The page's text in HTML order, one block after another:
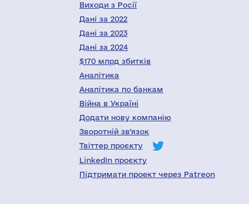
Виходи з Росії
Дані за 2022
Дані за 2023
Дані за 2024
$170 млрд збитків
Аналітика
Аналітика по банкам
Війна в Україні
Додати нову компанію
Зворотній зв'язок
Твіттер проєкту
LinkedIn проєкту
Підтримати проект через Patreon